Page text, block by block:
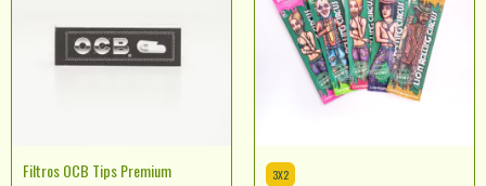
Filtros OCB Tips Premium 3X2